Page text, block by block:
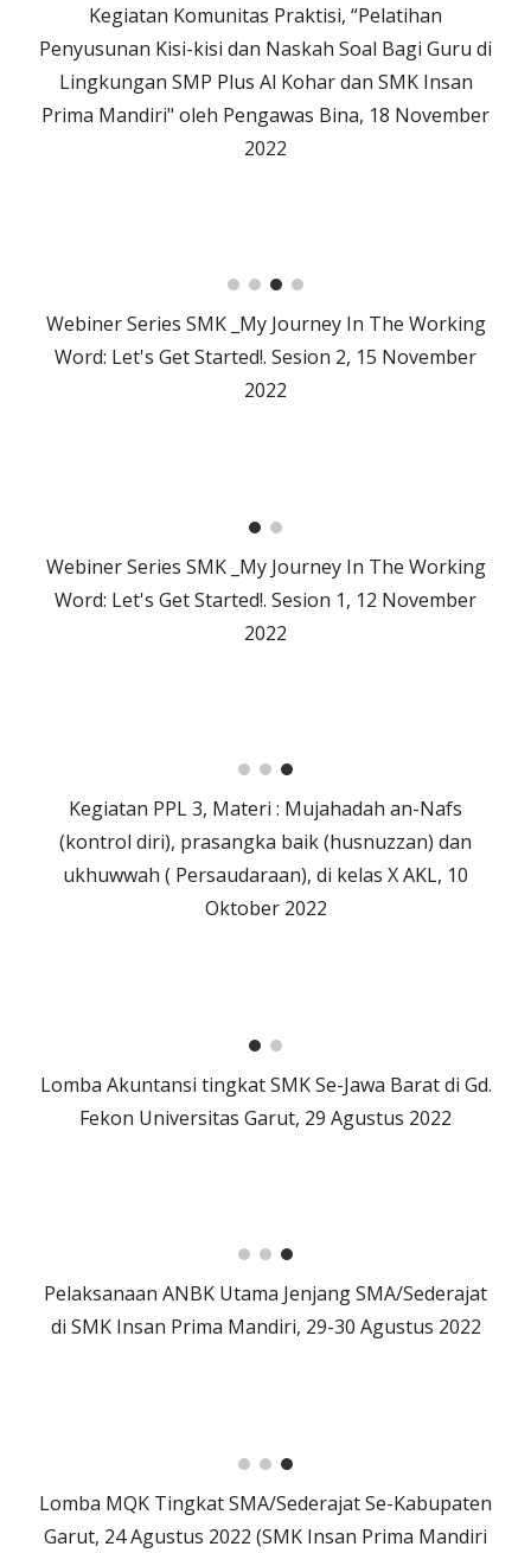
Kegiatan Komunitas Praktisi, “Pelatihan
Penyusunan Kisi-kisi dan Naskah Soal Bagi Guru di
Lingkungan SMP Plus Al Kohar dan SMK Insan
Prima Mandiri" oleh Pengawas Bina, 18 November
2022
Webiner Series SMK _My Journey In The Working
Word: Let's Get Started!. Sesion 2, 15 November
2022
Webiner Series SMK _My Journey In The Working
Word: Let's Get Started!. Sesion 1, 12 November
2022
Kegiatan PPL 3, Materi : Mujahadah an-Nafs
(kontrol diri), prasangka baik (husnuzzan) dan
ukhuwwah ( Persaudaraan), di kelas X AKL, 10
Oktober 2022
Lomba Akuntansi tingkat SMK Se-Jawa Barat di Gd.
Fekon Universitas Garut, 29 Agustus 2022
Pelaksanaan ANBK Utama Jenjang SMA/Sederajat
di SMK Insan Prima Mandiri, 29-30 Agustus 2022
Lomba MQK Tingkat SMA/Sederajat Se-Kabupaten
Garut, 24 Agustus 2022 (SMK Insan Prima Mandiri